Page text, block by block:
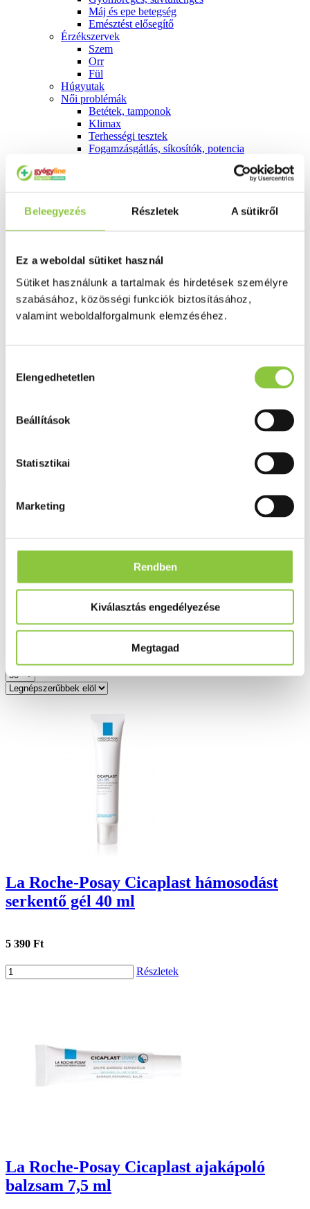
Beleegyezés Részletek A sütikről
Ez a weboldal sütiket használ
Sütiket használunk a tartalmak és hirdetések személyre
szabásához, közösségi funkciók biztosításához,
valamint weboldalforgalmunk elemzéséhez.
kiválasztása
Elengedhetetlen
Beállítások
Statisztikai
Marketing
Rendben
Kiválasztás engedélyezése
Megtagad
Máj és epe betegség
Emésztést elősegítő
Érzékszervek
Szem
Orr
Fül
Húgyutak
Női problémák
Betétek, tamponok
Klimax
Terhességi tesztek
Fogamzásgátlás, síkosítók, potencia
Koleszterinszint csökkentők, omega 3
Fog és szájápolás
Í́nygyulladás
Fogkrém
Szájvíz
Fogfehérítés
Fogköztisztító
Tápszer
Ajánlataink
Arcápolás - sérült, irritált bőr -
Cicaplast
La Roche-Posay Cicaplast hámosodást
serkentő gél 40 ml
5 390 Ft
Részletek
La Roche-Posay Cicaplast ajakápoló
balzsam 7,5 ml